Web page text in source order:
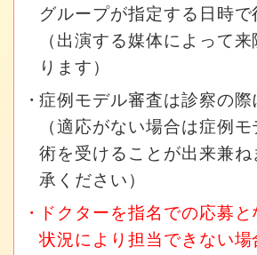
グループが指定する日時で
（出演する媒体によって
ります）
症例モデル審査は診察の際
（適応がない場合は症例
術を受けることが出来兼ね
承ください）
ドクターを指名での応募と
状況により担当できない場